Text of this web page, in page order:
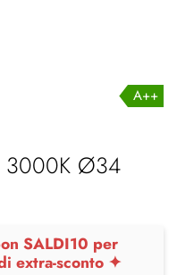
A++
3000K Ø34
SALDI10 per
extra-sconto ✦